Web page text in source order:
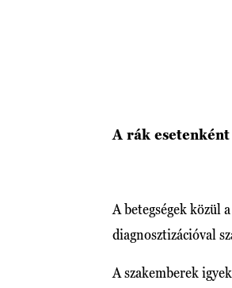
A rák
A betegségek közül a
diagnosztizációval
A szakemberek